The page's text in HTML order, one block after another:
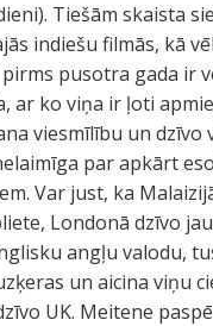
Tiešām skaista
indiešu filmās, kā
pusotra gada ir
ar ko viņa ir ļoti
viesmīlību un dzīvo
par apkārt
Var just, ka
Londonā dzīvo
angļu valodu,
un aicina viņu
UK. Meitene